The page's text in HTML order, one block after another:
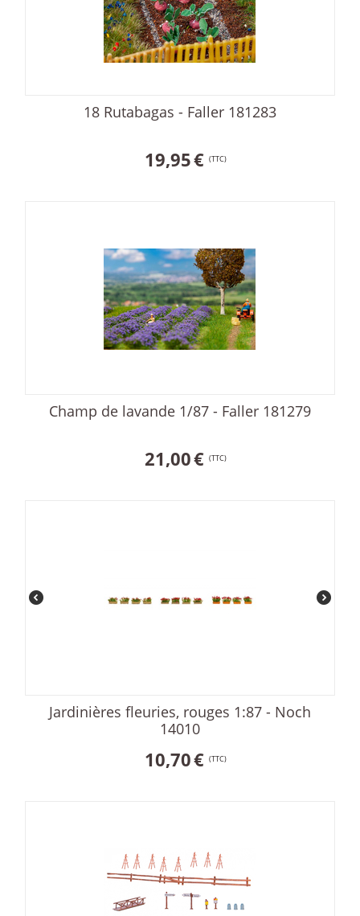
18 Rutabagas - Faller 181283
19,95€ (TTC)
Champ de lavande 1/87 - Faller 181279
21,00€ (TTC)
Jardinières fleuries, rouges 1:87 - Noch
14010
10,70€ (TTC)